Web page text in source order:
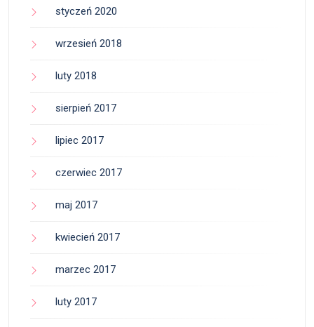
styczeń 2020
wrzesień 2018
luty 2018
sierpień 2017
lipiec 2017
czerwiec 2017
maj 2017
kwiecień 2017
marzec 2017
luty 2017